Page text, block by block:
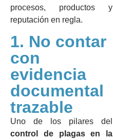
procesos, productos y
reputación en regla.
1. No contar
con
evidencia
documental
trazable
Uno de los pilares del
control de plagas en la